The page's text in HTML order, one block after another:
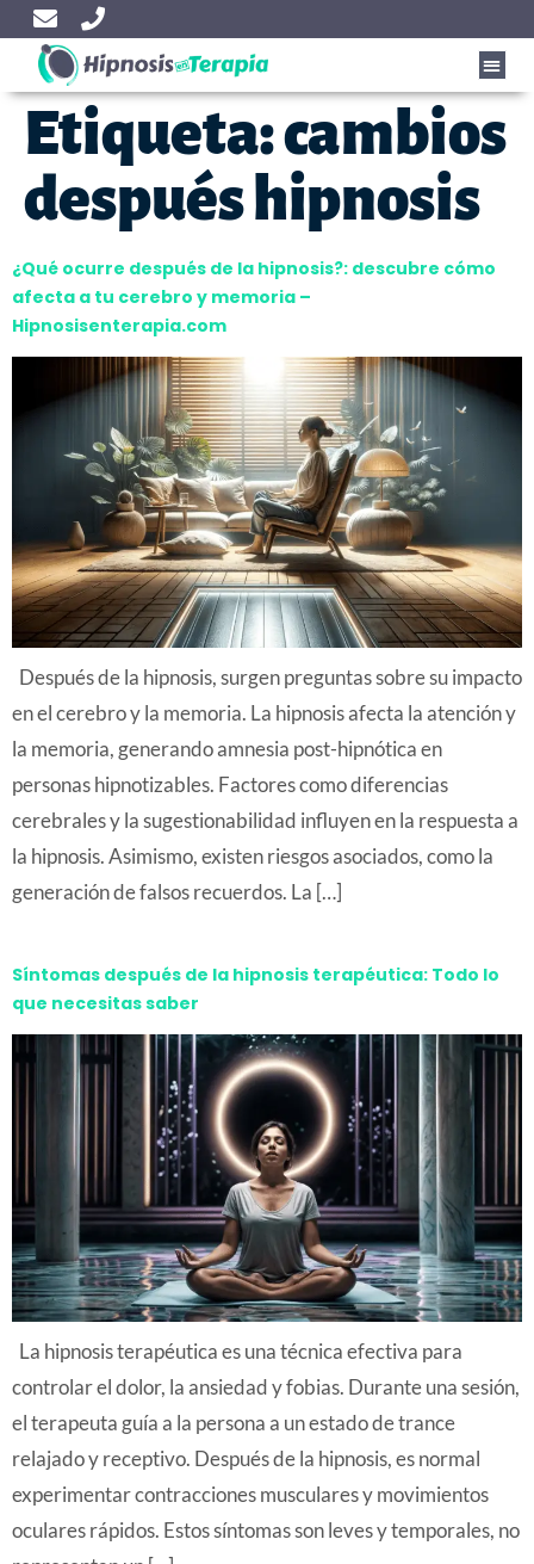
Etiqueta:cambios
después hipnosis
¿Qué ocurre después de la hipnosis?: descubre cómo
afecta a tu cerebro y memoria –
Hipnosisenterapia.com
Después de la hipnosis, surgen preguntas sobre su impacto
en el cerebro y la memoria. La hipnosis afecta la atención y
la memoria, generando amnesia post-hipnótica en
personas hipnotizables. Factores como diferencias
cerebrales y la sugestionabilidad influyen en la respuesta a
la hipnosis. Asimismo, existen riesgos asociados, como la
generación de falsos recuerdos. La […]
Síntomas después de la hipnosis terapéutica: Todo lo
que necesitas saber
La hipnosis terapéutica es una técnica efectiva para
controlar el dolor, la ansiedad y fobias. Durante una sesión,
el terapeuta guía a la persona a un estado de trance
relajado y receptivo. Después de la hipnosis, es normal
experimentar contracciones musculares y movimientos
oculares rápidos. Estos síntomas son leves y temporales, no